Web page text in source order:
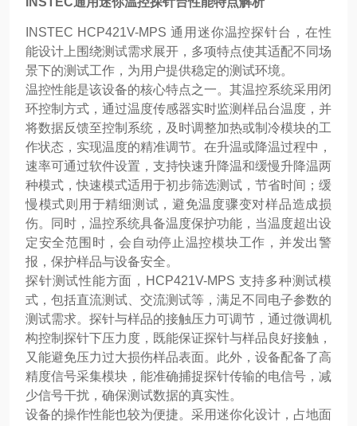
INSTEC HCP421V-MPS 通用迷你温控探针台，在性
能设计上围绕测试需求展开，多项特点使其适配不同场
景下的测试工作，为用户提供稳定的测试环境。
温控性能是该设备的核心特点之一。其温控系统采用闭
环控制方式，通过温度传感器实时监测样品台温度，并
将数据反馈至控制系统，及时调整加热或制冷模块的工
作状态，实现温度的精准调节。在升温或降温过程中，
速率可通过软件设置，支持快速升降温和缓慢升降温两
种模式，快速模式适用于初步筛选测试，节省时间；缓
慢模式则用于精细测试，避免温度骤变对样品造成损
伤。同时，温控系统具备温度保护功能，当温度超出设
定安全范围时，会自动停止温控模块工作，并发出警
报，保护样品与设备安全。
探针测试性能方面，HCP421V-MPS 支持多种测试模
式，包括直流测试、交流测试等，满足不同电子参数的
测试需求。探针与样品的接触压力可调节，通过微调机
构控制探针下压力度，既能保证探针与样品良好接触，
又能避免压力过大损伤样品表面。此外，设备配备了高
精度信号采集模块，能准确捕捉探针传输的电信号，减
少信号干扰，确保测试数据的真实性。
设备的操作性能也较为便捷。采用迷你化设计，占地面